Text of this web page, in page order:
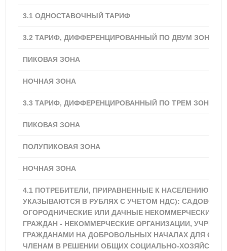
3.1 ОДНОСТАВОЧНЫЙ ТАРИФ
3.2 ТАРИФ, ДИФФЕРЕНЦИРОВАННЫЙ ПО ДВУМ ЗОНАМ
ПИКОВАЯ ЗОНА
НОЧНАЯ ЗОНА
3.3 ТАРИФ, ДИФФЕРЕНЦИРОВАННЫЙ ПО ТРЕМ ЗОНАМ
ПИКОВАЯ ЗОНА
ПОЛУПИКОВАЯ ЗОНА
НОЧНАЯ ЗОНА
4.1 ПОТРЕБИТЕЛИ, ПРИРАВНЕННЫЕ К НАСЕЛЕНИЮ
УКАЗЫВАЮТСЯ В РУБЛЯХ С УЧЕТОМ НДС):
ОГОРОДНИЧЕСКИЕ ИЛИ ДАЧНЫЕ НЕКОММЕРЧЕСКИЕ
ГРАЖДАН - НЕКОММЕРЧЕСКИЕ ОРГАНИЗАЦИИ,
ГРАЖДАНАМИ НА ДОБРОВОЛЬНЫХ НАЧАЛАХ ДЛЯ
ЧЛЕНАМ В РЕШЕНИИ ОБЩИХ СОЦИАЛЬНО-